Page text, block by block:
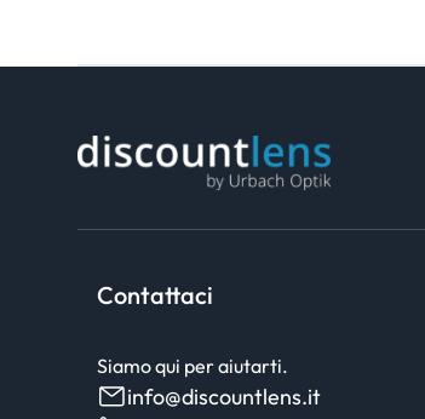
Contattaci
Siamo qui per aiutarti.
info@discountlens.it